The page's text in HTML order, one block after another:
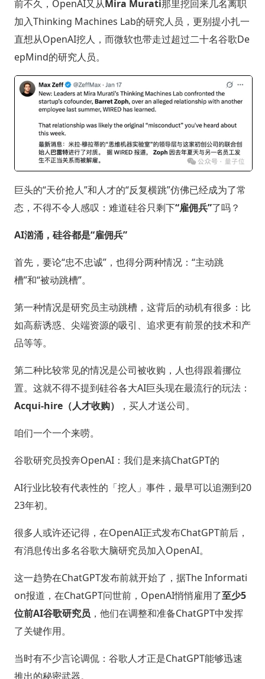
前不久，OpenAI又从Mira Murati那里挖回来几名离职
加入Thinking Machines Lab的研究人员，更别提小扎一
直想从OpenAI挖人，而微软也带走过超过二十名谷歌De
epMind的研究人员。
巨头的“天价抢人”和人才的“反复横跳”仿佛已经成为了常
态，不得不令人感叹：难道硅谷只剩下“雇佣兵”了吗？
AI汹涌，硅谷都是“雇佣兵”
首先，要论“忠不忠诚”，也得分两种情况：“主动跳
槽”和“被动跳槽”。
第一种情况是研究员主动跳槽，这背后的动机有很多：比
如高薪诱惑、尖端资源的吸引、追求更有前景的技术和产
品等等。
第二种比较常见的情况是公司被收购，人也得跟着挪位
置。这就不得不提到硅谷各大AI巨头现在最流行的玩法：
Acqui-hire（人才收购）
，买人才送公司。
咱们一个一个来唠。
谷歌研究员投奔OpenAI：我们是来搞ChatGPT的
AI行业比较有代表性的「挖人」事件，最早可以追溯到20
23年初。
很多人或许还记得，在OpenAI正式发布ChatGPT前后，
有消息传出多名谷歌大脑研究员加入OpenAI。
这一趋势在ChatGPT发布前就开始了，据The Informati
on报道，在ChatGPT问世前，OpenAI悄悄雇用了至少5
位前AI谷歌研究员 ，他们在调整和准备ChatGPT中发挥
了关键作用。
当时有不少言论调侃：谷歌人才正是ChatGPT能够迅速
推出的秘密武器。